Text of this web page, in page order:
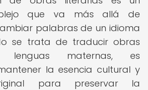
que va más allá de
palabras de un idioma
se trata de traducir obras
lenguas maternas, es
la esencia cultural y
para preservar la